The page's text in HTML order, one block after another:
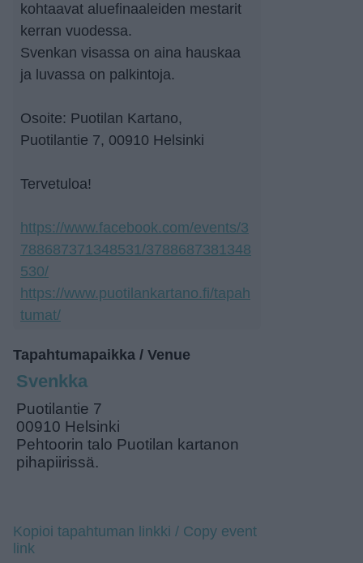
kohtaavat aluefinaaleiden mestarit
kerran vuodessa.
Svenkan visassa on aina hauskaa
ja luvassa on palkintoja.
Osoite: Puotilan Kartano,
Puotilantie 7, 00910 Helsinki
Tervetuloa!
https://www.facebook.com/events/3
788687371348531/3788687381348
530/
https://www.puotilankartano.fi/tapah
tumat/
Tapahtumapaikka / Venue
Svenkka
Puotilantie 7
00910 Helsinki
Pehtoorin talo Puotilan kartanon
pihapiirissä.
Kopioi tapahtuman linkki / Copy event
link